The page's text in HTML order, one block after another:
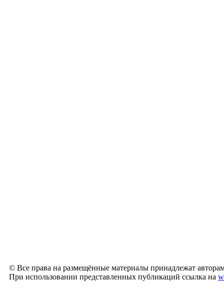
© Все права на размещённые материалы принадлежат
При использовании представленных публикаций ссылка на